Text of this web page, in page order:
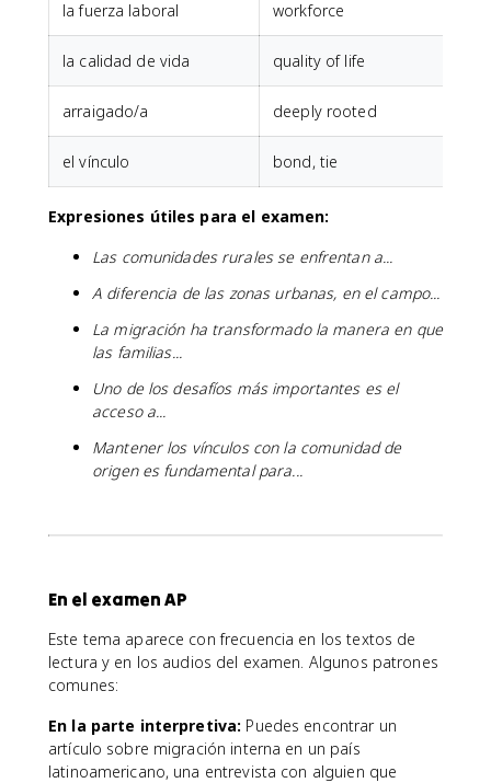
la fuerza laboral workforce
la calidad de vida quality of life
arraigado/a deeply rooted
el vínculo bond, tie
Expresiones útiles para el examen:
Las comunidades rurales se enfrentan a...
A diferencia de las zonas urbanas, en el campo...
La migración ha transformado la manera en que
las familias...
Uno de los desafíos más importantes es el
acceso a...
Mantener los vínculos con la comunidad de
origen es fundamental para...
En el examen AP
Este tema aparece con frecuencia en los textos de
lectura y en los audios del examen. Algunos patrones
comunes:
En la parte interpretiva: Puedes encontrar un
artículo sobre migración interna en un país
latinoamericano, una entrevista con alguien que